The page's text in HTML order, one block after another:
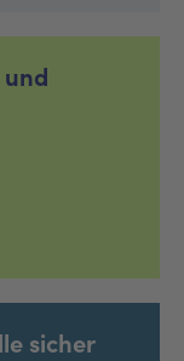
und
sicher